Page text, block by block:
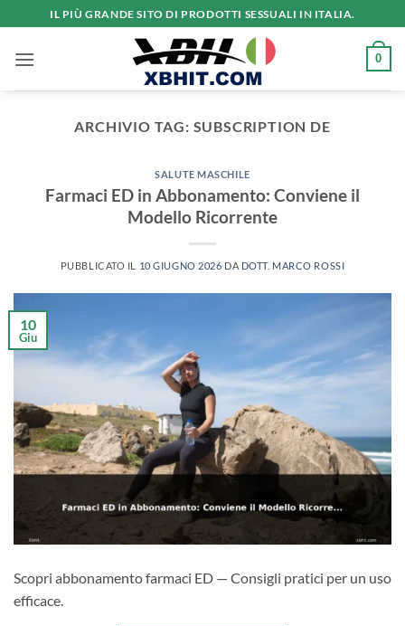
ai
contenuti
IL PIÙ GRANDE SITO DI PRODOTTI SESSUALI IN ITALIA.
0
ARCHIVIO TAG: SUBSCRIPTION DE
SALUTE MASCHILE
Farmaci ED in Abbonamento: Conviene il
Modello Ricorrente
PUBBLICATO IL 10 GIUGNO 2026 DA DOTT. MARCO ROSSI
10
Giu
Scopri abbonamento farmaci ED — Consigli pratici per un uso
efficace.